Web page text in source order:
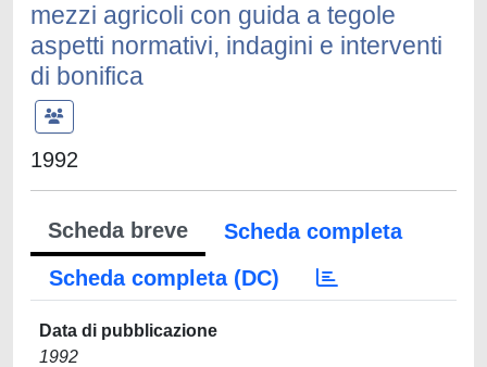
mezzi agricoli con guida a tegole
aspetti normativi, indagini e interventi
di bonifica
1992
Scheda breve
Scheda completa
Scheda completa (DC)
Data di pubblicazione
1992